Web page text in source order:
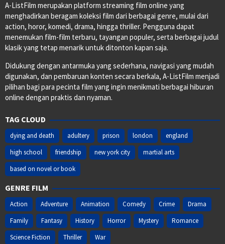
A-ListFilm merupakan platform streaming film online yang
menghadirkan beragam koleksi film dari berbagai genre, mulai dari
action, horor, komedi, drama, hingga thriller. Pengguna dapat
menemukan film-film terbaru, tayangan populer, serta berbagai judul
klasik yang tetap menarik untuk ditonton kapan saja.
Didukung dengan antarmuka yang sederhana, navigasi yang mudah
digunakan, dan pembaruan konten secara berkala, A-ListFilm menjadi
pilihan bagi para pecinta film yang ingin menikmati berbagai hiburan
online dengan praktis dan nyaman.
TAG CLOUD
dying and death adultery prison london
england
high school
friendship new york city
martial arts
based on novel or book
GENRE FILM
Action Adventure Animation Comedy Crime
Drama
Family
Fantasy History Horror Mystery
Romance
Science Fiction
Thriller War